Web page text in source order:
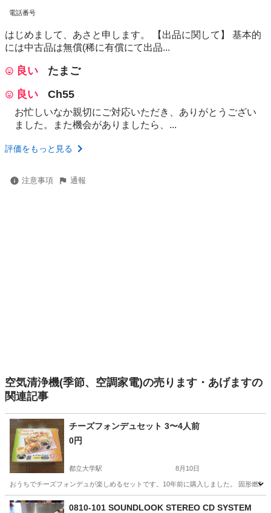
電話番号
はじめまして、あさと申します。 【出品に関して】 基本的
には中古品は無償(稀に有償にて出品...
良い
たまご
良い
Ch55
お忙しいなか親切にご対応いただき、ありがとうござい
ました。また機会がありましたら、...
評価をもっと見る
注意事項 通報
空気清浄機(季節、空調家電)の売ります・あげますの
関連記事
チーズフォンデュセット 3〜4人前
0円
都立大学駅 8月10日
おうちでチーズフォンデュが楽しめるセットです。10年前に購入しました。 固形燃
東京 目黒区
0810-101 SOUNDLOOK STEREO CD SYSTEM